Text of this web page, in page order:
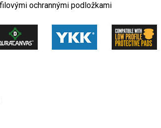
ochrannými podložkami